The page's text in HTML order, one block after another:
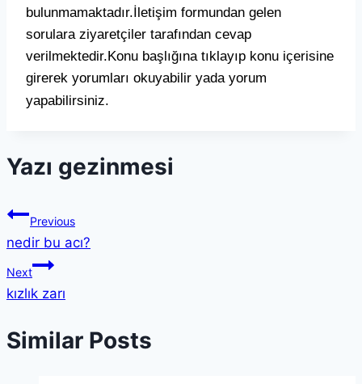
bulunmamaktadır.İletişim formundan gelen
sorulara ziyaretçiler tarafından cevap
verilmektedir.Konu başlığına tıklayıp konu içerisine
girerek yorumları okuyabilir yada yorum
yapabilirsiniz.
Yazı gezinmesi
Previous
nedir bu acı?
Next
kızlık zarı
Similar Posts